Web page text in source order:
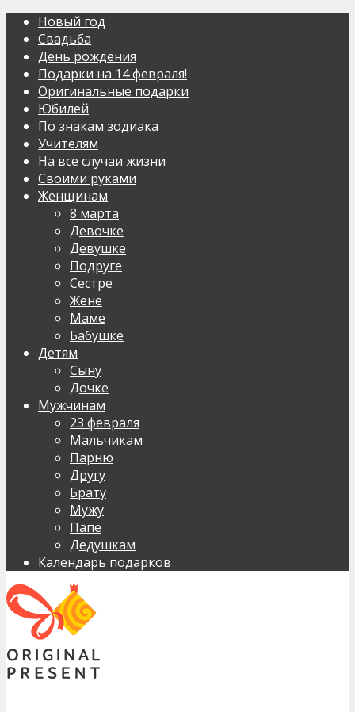
Новый год
Свадьба
День рождения
Подарки на 14 февраля!
Оригинальные подарки
Юбилей
По знакам зодиака
Учителям
На все случаи жизни
Своими руками
Женщинам
8 марта
Девочке
Девушке
Подруге
Сестре
Жене
Маме
Бабушке
Детям
Сыну
Дочке
Мужчинам
23 февраля
Мальчикам
Парню
Другу
Брату
Мужу
Папе
Дедушкам
Календарь подарков